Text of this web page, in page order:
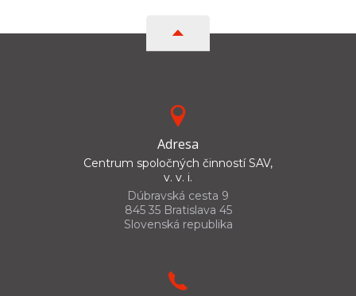
Adresa
Centrum spoločných činností SAV,
v. v. i.
Dúbravská cesta 9
845 35 Bratislava 45
Slovenská republika